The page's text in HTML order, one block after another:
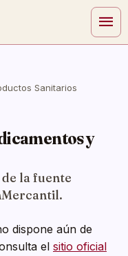
menu
Sanitarios
y
la fuente
dispone aún de
el sitio oficial